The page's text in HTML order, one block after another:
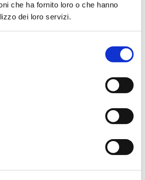
che ha fornito loro o che hanno
dei loro servizi.
gli ordini ed inviarli via e-
inserire direttamente gli
determinate condizioni di
È possibile, inoltre,
mostra come è semplice